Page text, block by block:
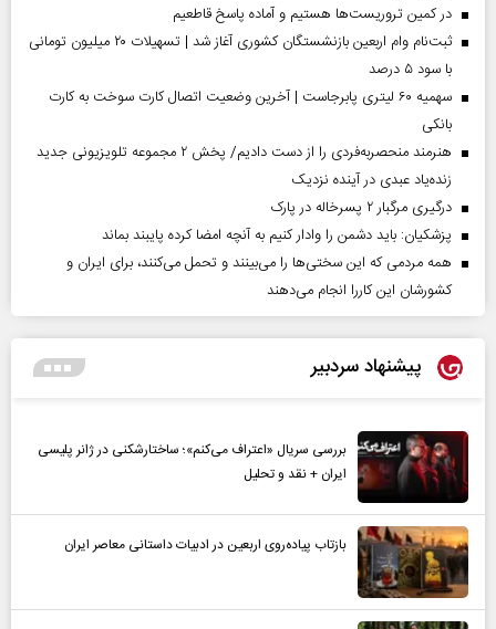
در کمین تروریست‌ها هستیم و آماده پاسخ قاطعیم
ثبت‌نام وام اربعین بازنشستگان کشوری آغاز شد | تسهیلات ۲۰ میلیون تومانی
با سود ۵ درصد
سهمیه ۶۰ لیتری پابرجاست | آخرین وضعیت اتصال کارت سوخت به کارت
بانکی
هنرمند منحصر‌به‌فردی را از دست دادیم/ پخش ۲ مجموعه تلویزیونی جدید
زنده‌یاد عبدی در آینده نزدیک
درگیری مرگبار ۲ پسرخاله در پارک
پزشکیان: باید دشمن را وادار کنیم به آنچه امضا کرده پایبند بماند
همه مردمی که این سختی‌ها را می‌بینند و تحمل می‌کنند، برای ایران و
کشورشان این کاررا انجام می‌دهند
پیشنهاد سردبیر
بررسی سریال «اعتراف می‌کنم»؛ ساختارشکنی در ژانر پلیسی
ایران + نقد و تحلیل
بازتاب پیاده‌روی اربعین در ادبیات داستانی معاصر ایران